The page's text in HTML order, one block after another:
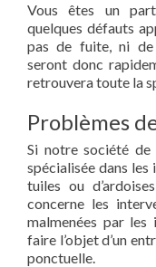
Vous êtes un
quelques défauts
pas de fuite, ni de
seront donc
retrouvera toute la
Problèmes
Si notre société de
spécialisée dans les
tuiles ou
concerne les
malmenées par les
faire l’objet d’un
ponctuelle.